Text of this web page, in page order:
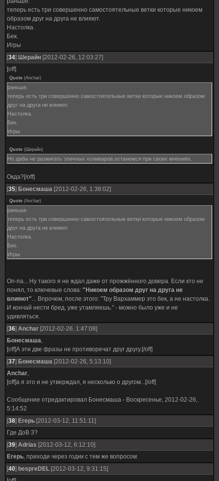
теперь есть три совершенно самостоятельные ветки которые никоем
образом друг на друга не влияют.
Настолка.
Бек.
Игры
[34] Шерайн [2012-02-26, 12:03:27]
[off]
Quote (Anchar)
раньше.
теперь есть три совершенно самостоятельные ветки которые никоем образом
друг на друга не влияют.
Настолка.
Бек.
Игры
Quote (Шерайн)
Но дабы не разжигать эпичных холиваров,останемся при своих мнениях.
Окда?[/off]
[35] Бонесмаша [2012-02-26, 1:38:02]
Quote (Anchar)
раньше.
теперь есть три совершенно самостоятельные ветки которые никоем образом
друг на друга не влияют.
Настолка.
Бек.
Игры
Оп-па... Ну такого я не ждал даже от прожжённого довера. Если кто не
понял, то ключевые слова: "Никоем образом друг на друга не
влияют"... Впрочем, после этого: "Тру Вархаммер это бек, а не настолка.
И кончай нести бред, уже утамляешь." - можно было уже и не
удивляться.
[36] Anchar [2012-02-26, 1:47:08]
Бонесмаша,
[off]А эти две фразы не противоречат друг другу.[/off]
[37] Бонесмаша [2012-02-26, 5:13:10]
Anchar,
[off]а я это и не утверждал, я несколько о другом...[/off]
Сообщение отредактировал Бонесмаша - Воскресенье, 2012-02-26,
5:14:52
[38] Егерь [2012-03-12, 11:51:11]
Где ДоВ 3?
[39] Adrias [2012-03-12, 6:12:10]
Егерь, приходи через годик с тем же вопросом
[40] bespreDEL [2012-03-12, 9:31:15]